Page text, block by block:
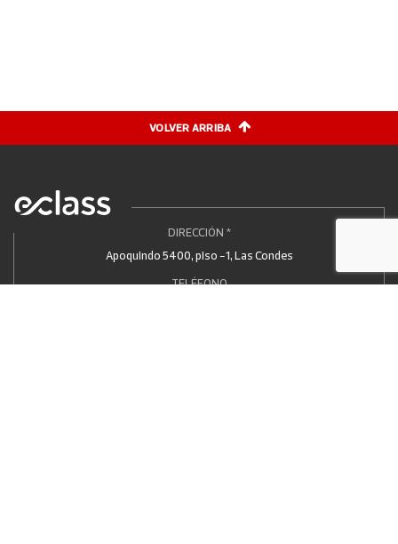
VOLVER ARRIBA
DIRECCIÓN *
Apoquindo 5400, piso -1, Las Condes
TELÉFONO